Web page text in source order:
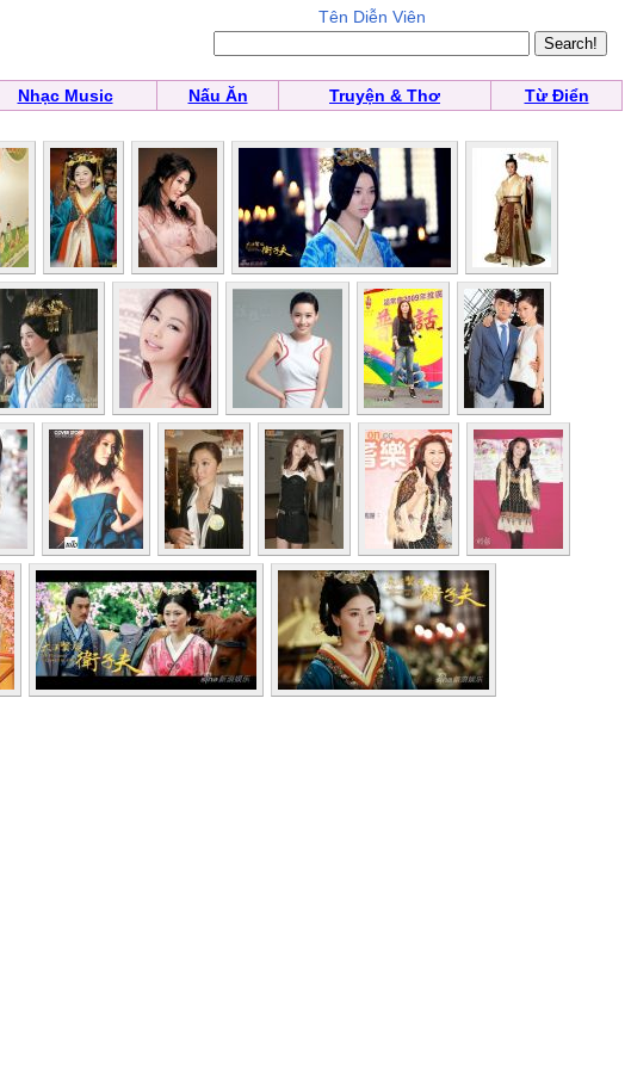
Tên Diễn Viên
Nhạc Music Nấu Ăn Truyện & Thơ Từ Điển